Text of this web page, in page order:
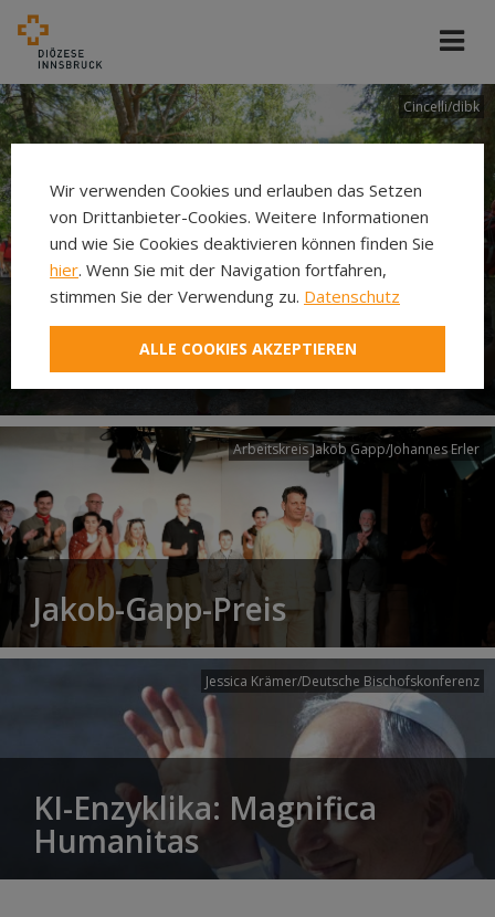
Cincelli/dibk
Neuer Pilgerweg Via
Laudato si’
Arbeitskreis Jakob Gapp/Johannes Erler
Jakob-Gapp-Preis
Jessica Krämer/Deutsche Bischofskonferenz
KI-Enzyklika: Magnifica
Humanitas
Wir verwenden Cookies und erlauben das Setzen
von Drittanbieter-Cookies. Weitere Informationen
und wie Sie Cookies deaktivieren können finden Sie
hier. Wenn Sie mit der Navigation fortfahren,
stimmen Sie der Verwendung zu. Datenschutz
ALLE COOKIES AKZEPTIEREN